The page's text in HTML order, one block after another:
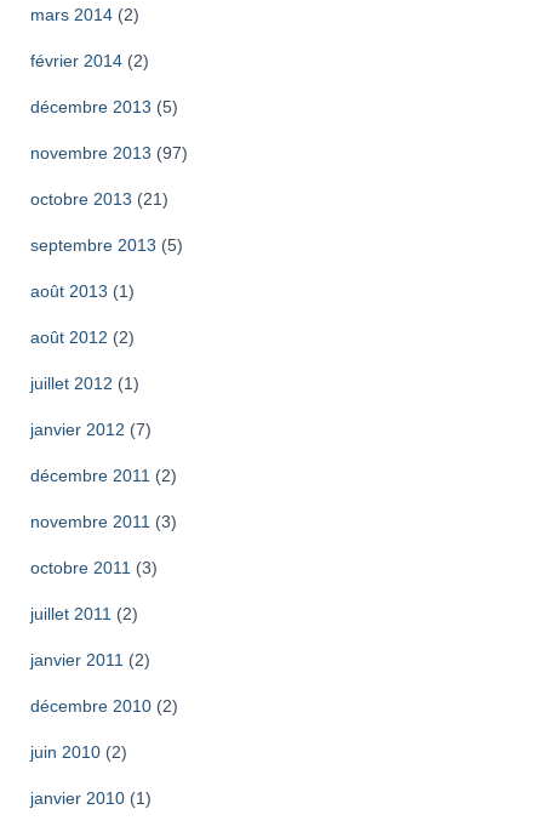
mars 2014 (2)
février 2014 (2)
décembre 2013 (5)
novembre 2013 (97)
octobre 2013 (21)
septembre 2013 (5)
août 2013 (1)
août 2012 (2)
juillet 2012 (1)
janvier 2012 (7)
décembre 2011 (2)
novembre 2011 (3)
octobre 2011 (3)
juillet 2011 (2)
janvier 2011 (2)
décembre 2010 (2)
juin 2010 (2)
janvier 2010 (1)